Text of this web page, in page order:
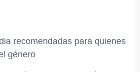
recomendadas para quienes
género